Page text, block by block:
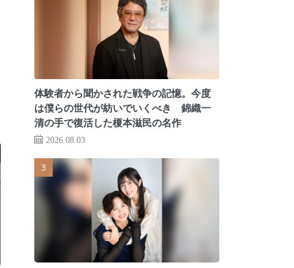
体験者から聞かされた戦争の記憶。今度
は僕らの世代が紡いでいくべき 錦織一
清の手で復活した榎本滋民の名作
2026.08.03